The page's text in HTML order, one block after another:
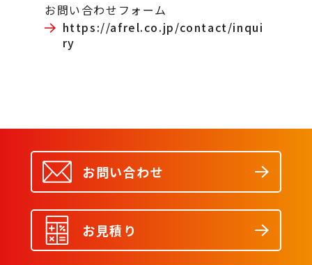
お問い合わせフォーム
https://afrel.co.jp/contact/inqui
ry
お問い合わせ
お見積り